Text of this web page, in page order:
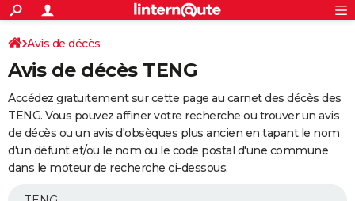
ACTUALITÉS
Politique
Société
Faits Divers
Education
Monde
Villes
+
SPORT
Coupe du monde 2026
Football
Tennis
Cyclisme
Rugby
Forum
Programme TV
TNT
Streaming
Cinéma
Sorties cinéma
Musique
+
FINANCE
Retraite
Impôts
Epargne
Immobilier
Risques naturels par ville
Banque
Assurance
Crédit
AUTO
Essais
Réserver un essai
Citadines
Berlines
SUV
Forum auto
+
Avis de décès
Avis de décès TENG
Accédez gratuitement sur cette page au carnet des décès des
TENG. Vous pouvez affiner votre recherche ou trouver un avis
de décès ou un avis d'obsèques plus ancien en tapant le nom
d'un défunt et/ou le nom ou le code postal d'une commune
dans le moteur de recherche ci-dessous.